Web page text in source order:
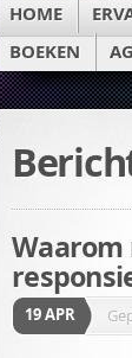
HOME
BOEKEN
Waarom
19 APR